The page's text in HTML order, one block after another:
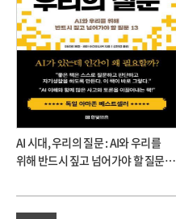
AI 시대, 우리의 질문 : AI와 우리를
위해 반드시 짚고 넘어가야 할 질문